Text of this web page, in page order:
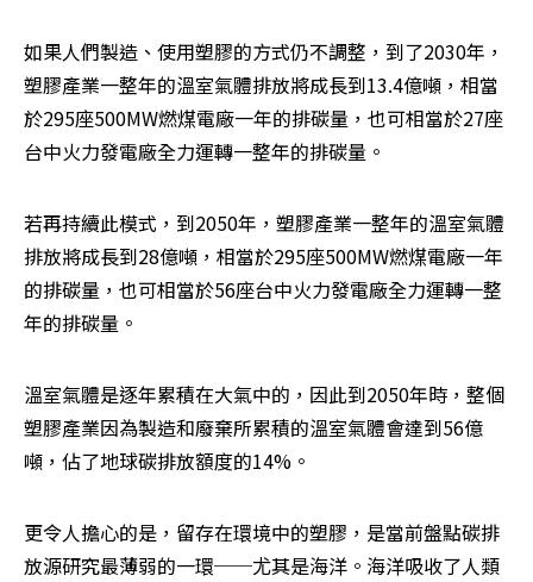
如果人們製造、使用塑膠的方式仍不調整，到了2030年，
塑膠產業一整年的溫室氣體排放將成長到13.4億噸，相當
於295座500MW燃煤電廠一年的排碳量，也可相當於27座
台中火力發電廠全力運轉一整年的排碳量。
若再持續此模式，到2050年，塑膠產業一整年的溫室氣體
排放將成長到28億噸，相當於295座500MW燃煤電廠一年
的排碳量，也可相當於56座台中火力發電廠全力運轉一整
年的排碳量。
溫室氣體是逐年累積在大氣中的，因此到2050年時，整個
塑膠產業因為製造和廢棄所累積的溫室氣體會達到56億
噸，佔了地球碳排放額度的14%。
更令人擔心的是，留存在環境中的塑膠，是當前盤點碳排
放源研究最薄弱的一環──尤其是海洋。海洋吸收了人類